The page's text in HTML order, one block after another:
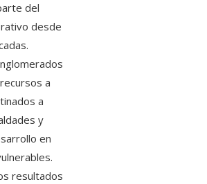
del
desde
a
a
y
en
resultados